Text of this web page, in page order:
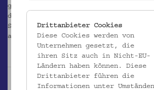
gegenseitigen Kennenlernen. In den
die Gelegenheit, gemeinsam mit den
Stipendiat:innen verschiedene
auszuprobieren und eine Führung zu
Drittanbieter Cookies
Diese Cookies werden von
Unternehmen gesetzt, die
ihren Sitz auch in Nicht-EU-
Ländern haben können. Diese
Drittanbieter führen die
Informationen unter Umständen